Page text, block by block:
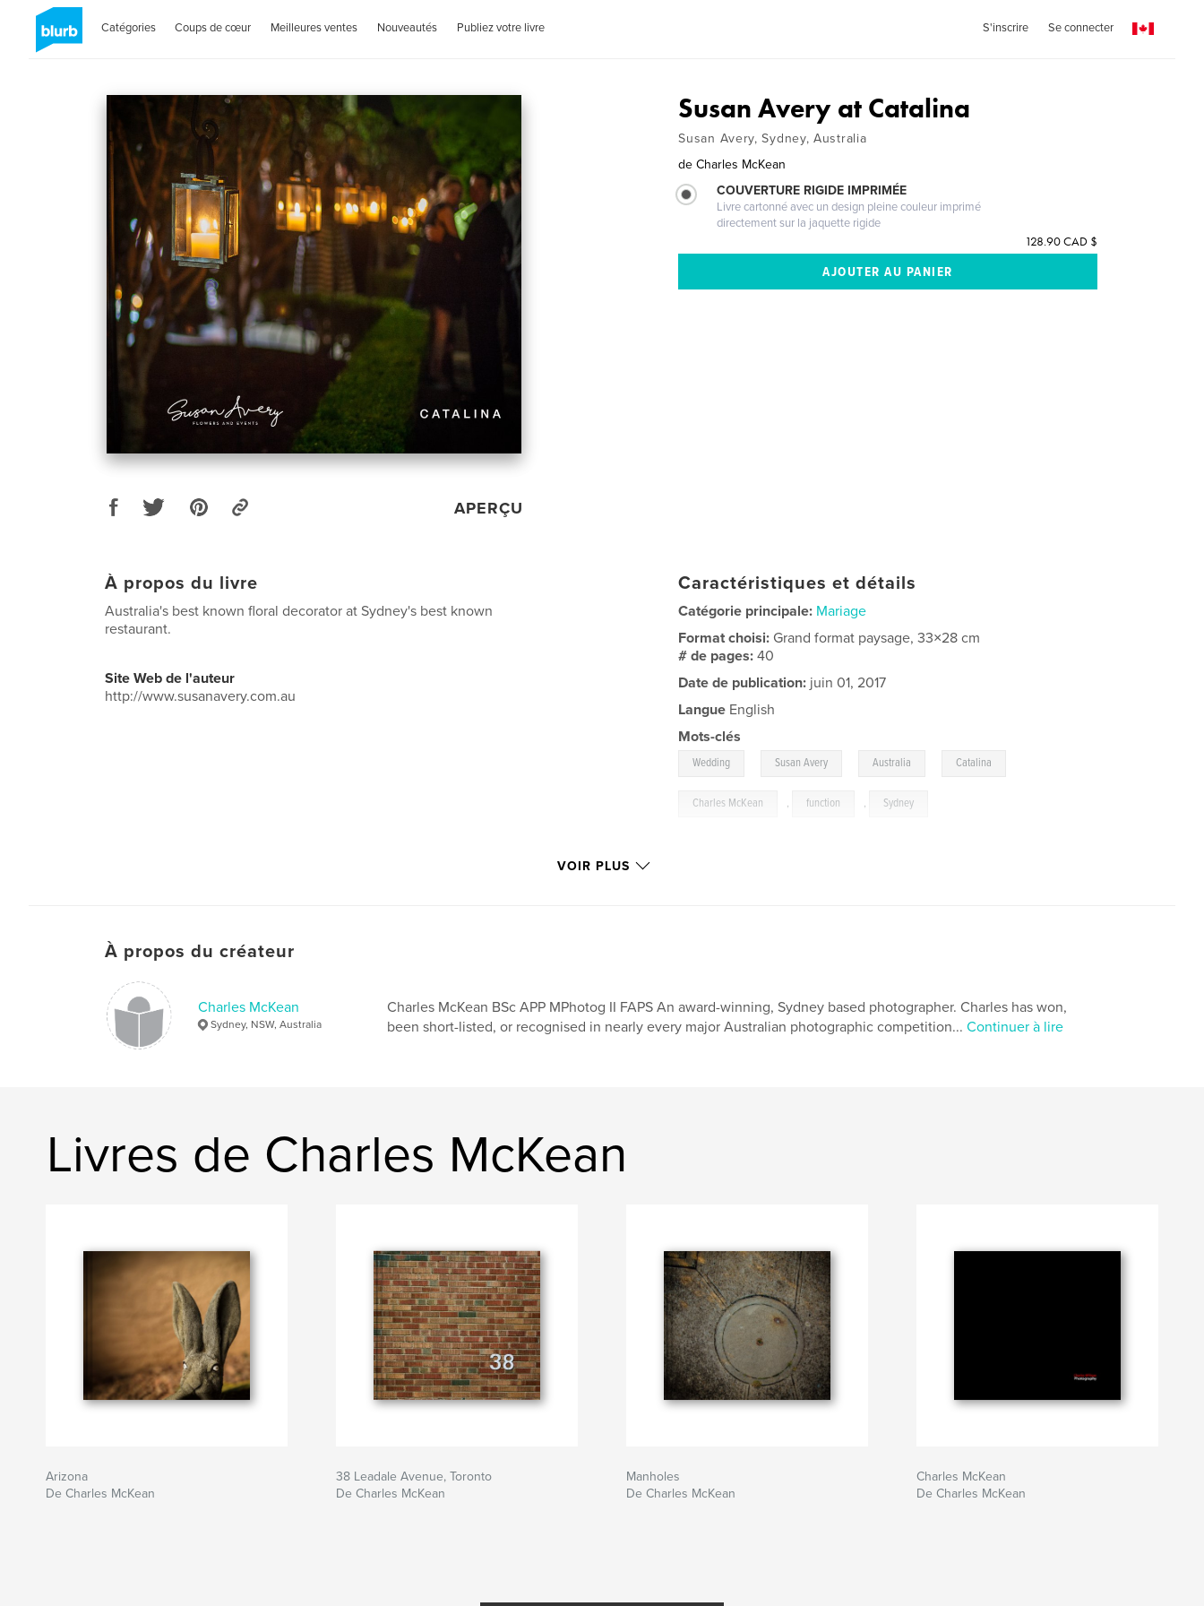
Catégories Coups de cœur Meilleures ventes Nouveautés Publiez votre livre S'inscrire Se connecter
APERÇU
Susan Avery at Catalina
Susan Avery, Sydney, Australia
de Charles McKean
COUVERTURE RIGIDE IMPRIMÉE
Livre cartonné avec un design pleine couleur imprimé
directement sur la jaquette rigide
128.90 CAD $
À propos du livre
Australia's best known floral decorator at Sydney's best known
restaurant.
Site Web de l'auteur
http://www.susanavery.com.au
Caractéristiques et détails
Catégorie principale: Mariage
Format choisi: Grand format paysage, 33×28 cm
# de pages:40
Date de publication: juin 01, 2017
Langue English
Mots-clés
Wedding Susan Avery Australia Catalina
Charles McKean , function , Sydney
VOIR PLUS
À propos du créateur
Charles McKean
Sydney, NSW, Australia
Charles McKean BSc APP MPhotog II FAPS An award-winning, Sydney based photographer. Charles has won,
been short-listed, or recognised in nearly every major Australian photographic competition... Continuer à lire
Livres de Charles McKean
Arizona
De Charles McKean
38 Leadale Avenue, Toronto
De Charles McKean
Manholes
De Charles McKean
Charles McKean
De Charles McKean